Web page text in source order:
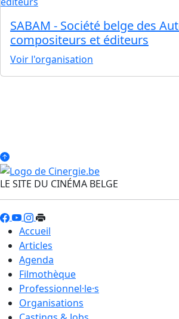
SABAM - Société belge des
compositeurs et éditeurs
Voir l'organisation
LE SITE DU CINÉMA BELGE
Accueil
Articles
Agenda
Filmothèque
Professionnel·le·s
Organisations